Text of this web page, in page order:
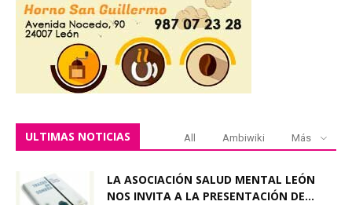
ULTIMAS NOTICIAS All Ambiwiki Más
LA ASOCIACIÓN SALUD MENTAL LEÓN
NOS INVITA A LA PRESENTACIÓN DE...